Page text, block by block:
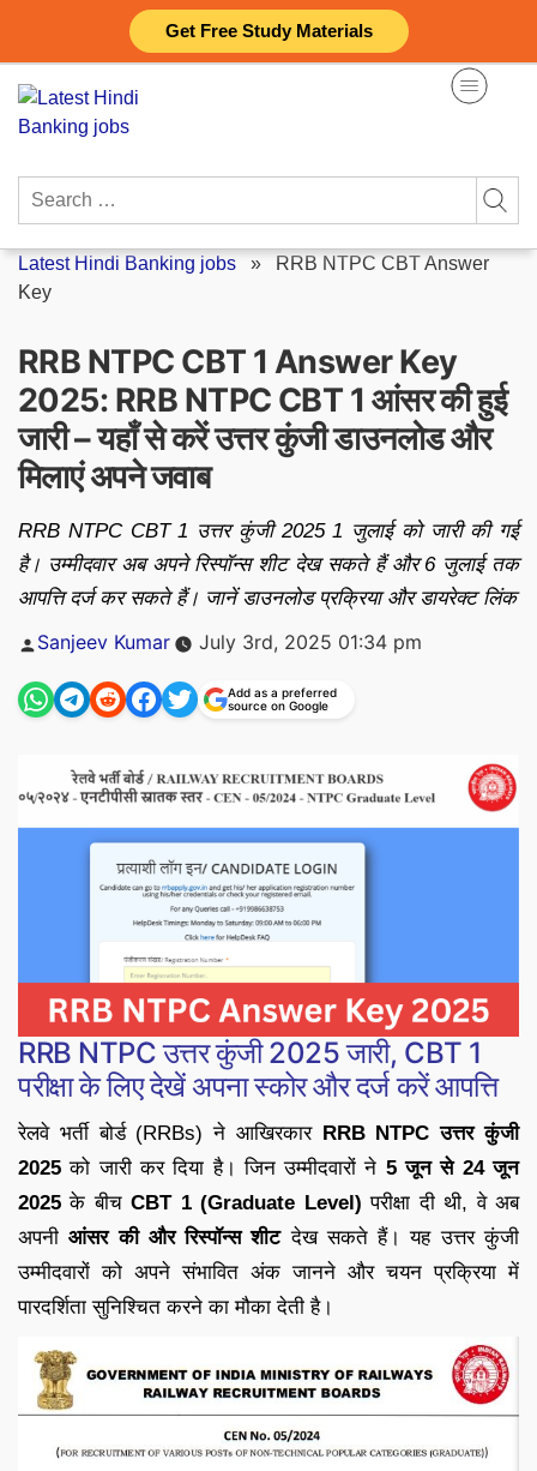
Get Free Study Materials
content
Search
Latest Hindi Banking jobs » RRB NTPC CBT Answer
Key
RRB NTPC CBT 1 Answer Key
2025: RRB NTPC CBT 1 आंसर की हुई
जारी – यहाँ से करें उत्तर कुंजी डाउनलोड और
मिलाएं अपने जवाब
RRB NTPC CBT 1 उत्तर कुंजी 2025 1 जुलाई को जारी की गई
है। उम्मीदवार अब अपने रिस्पॉन्स शीट देख सकते हैं और 6 जुलाई तक
आपत्ति दर्ज कर सकते हैं। जानें डाउनलोड प्रक्रिया और डायरेक्ट लिंक
Posted
Sanjeev Kumar July 3rd, 2025 01:34 pm
Add as a preferred
source on Google
RRB NTPC उत्तर कुंजी 2025 जारी, CBT 1
परीक्षा के लिए देखें अपना स्कोर और दर्ज करें आपत्ति
रेलवे भर्ती बोर्ड (RRBs) ने आखिरकार RRB NTPC उत्तर कुंजी
2025 को जारी कर दिया है। जिन उम्मीदवारों ने 5 जून से 24 जून
2025 के बीचCBT 1 (Graduate Level) परीक्षा दी थी, वे अब
अपनीआंसर की और रिस्पॉन्स शीटदेख सकते हैं। यह उत्तर कुंजी
उम्मीदवारों को अपने संभावित अंक जानने और चयन प्रक्रिया में
पारदर्शिता सुनिश्चित करने का मौका देती है।